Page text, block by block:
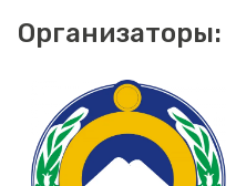
Организаторы: